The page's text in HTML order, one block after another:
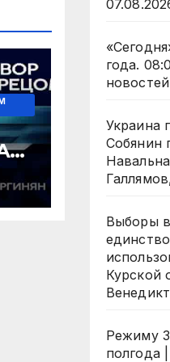
года.
Украина
Собянин
Выборы
Курской
Режиму
полгода